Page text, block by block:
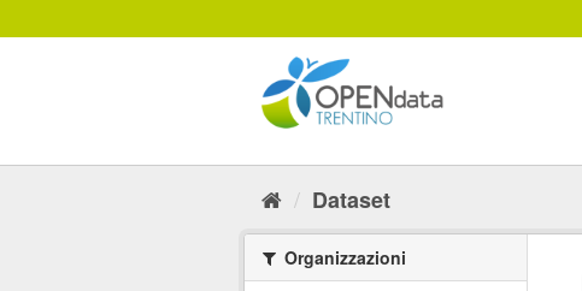
al
Dataset
Organizzazioni